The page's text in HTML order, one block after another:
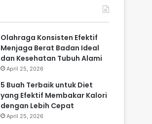
Olahraga Konsisten Efektif
Menjaga Berat Badan Ideal
dan Kesehatan Tubuh Alami
April 25, 2026
5 Buah Terbaik untuk Diet
yang Efektif Membakar Kalori
dengan Lebih Cepat
April 25, 2026